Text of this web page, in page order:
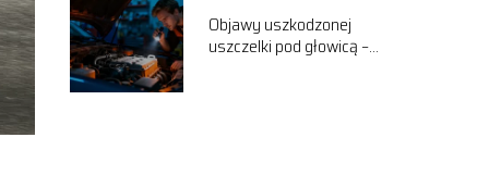
Objawy uszkodzonej
uszczelki pod głowicą –